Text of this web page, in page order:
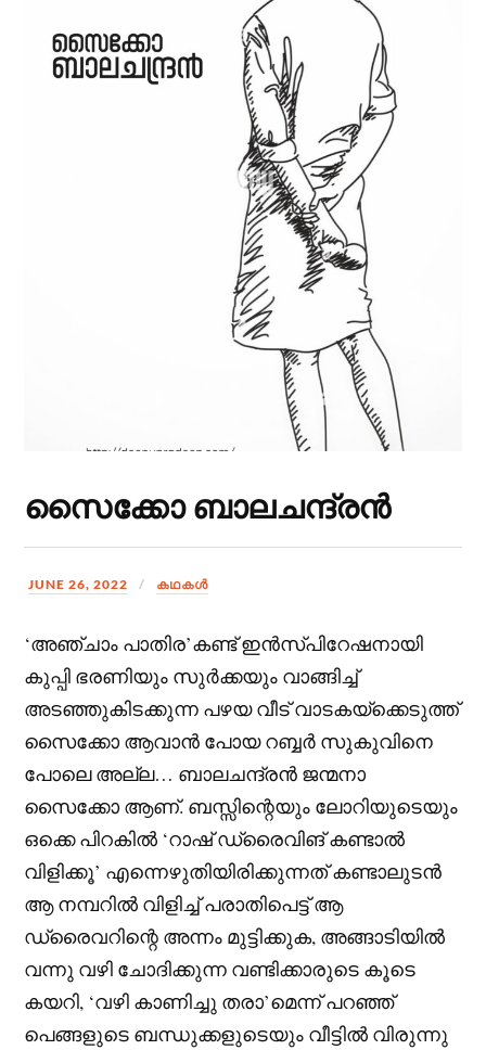
സൈക്കോ ബാലചന്ദ്രൻ
JUNE 26, 2022 കഥകള്‍
‘അഞ്ചാം പാതിര’കണ്ട് ഇൻസ്പിറേഷനായി
കുപ്പി ഭരണിയും സുർക്കയും വാങ്ങിച്ച്
അടഞ്ഞുകിടക്കുന്ന പഴയ വീട് വാടകയ്ക്കെടുത്ത്
സൈക്കോ ആവാൻ പോയ റബ്ബർ സുകുവിനെ
പോലെ അല്ല… ബാലചന്ദ്രൻ ജന്മനാ
സൈക്കോ ആണ്. ബസ്സിന്റെയും ലോറിയുടെയും
ഒക്കെ പിറകിൽ ‘റാഷ് ഡ്രൈവിങ് കണ്ടാൽ
വിളിക്കൂ’ എന്നെഴുതിയിരിക്കുന്നത് കണ്ടാലുടൻ
ആ നമ്പറിൽ വിളിച്ച് പരാതിപെട്ട് ആ
ഡ്രൈവറിന്റെ അന്നം മുട്ടിക്കുക, അങ്ങാടിയിൽ
വന്നു വഴി ചോദിക്കുന്ന വണ്ടിക്കാരുടെ കൂടെ
കയറി, ‘വഴി കാണിച്ചു തരാ’മെന്ന് പറഞ്ഞ്
പെങ്ങളുടെ ബന്ധുക്കളുടെയും വീട്ടിൽ വിരുന്നു